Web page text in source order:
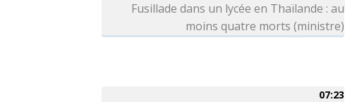
Fusillade dans un lycée en Thaïlande : au
moins quatre morts (ministre)
07:23